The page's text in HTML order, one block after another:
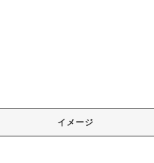
イメージ